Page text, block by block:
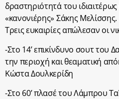
δραστηριότητά του ιδιαιτέρως
«κανονιέρης» Σάκης Μελίσσης.
Τρεις ευκαιρίες απώλεσαν οι
-Στο 14’ επικίνδυνο σουτ του
την περιοχή και θεαματική
Κώστα Δουλκερίδη
-Στο 60’ πλασέ του Λάμπρου